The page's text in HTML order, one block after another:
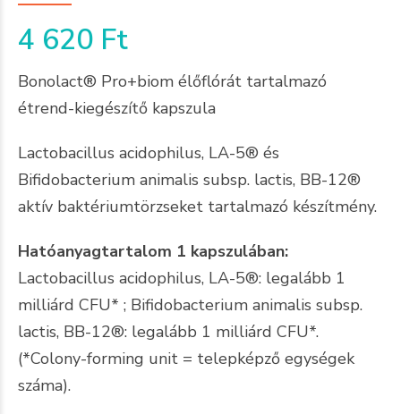
4 620 Ft
Bonolact® Pro+biom élőflórát tartalmazó
étrend-kiegészítő kapszula
Lactobacillus acidophilus, LA-5® és
Bifidobacterium animalis subsp. lactis, BB-12®
aktív baktériumtörzseket tartalmazó készítmény.
Hatóanyagtartalom 1 kapszulában:
Lactobacillus acidophilus, LA-5®: legalább 1
milliárd CFU* ; Bifidobacterium animalis subsp.
lactis, BB-12®: legalább 1 milliárd CFU*.
(*Colony-forming unit = telepképző egységek
száma).